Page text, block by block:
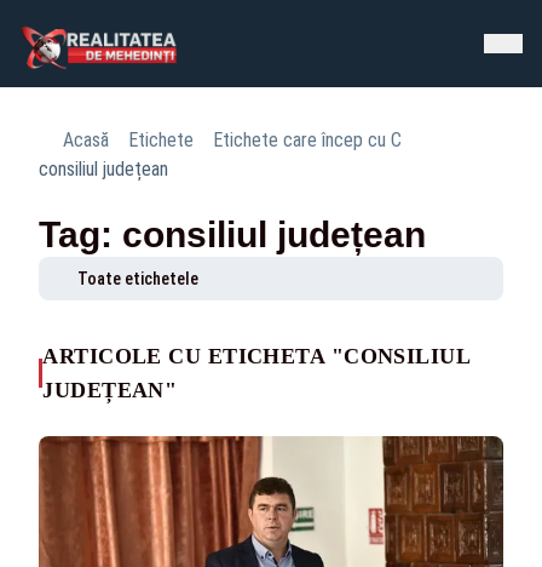
Acasă Etichete
Etichete care încep cu C
consiliul județean
Tag: consiliul județean
Toate etichetele
ARTICOLE CU ETICHETA "CONSILIUL
JUDEȚEAN"